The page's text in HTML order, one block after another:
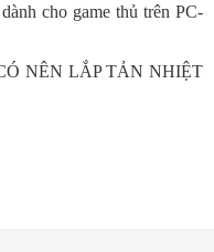
cho game thủ trên PC-
NÊN LẮP TẢN NHIỆT